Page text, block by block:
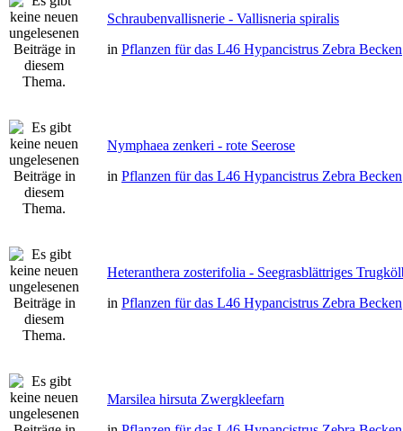
Schraubenvallisnerie - Vallisneria spiralis
in Pflanzen für das L46 Hypancistrus Zebra Becken
Nymphaea zenkeri - rote Seerose
in Pflanzen für das L46 Hypancistrus Zebra Becken
Heteranthera zosterifolia - Seegrasblättriges
in Pflanzen für das L46 Hypancistrus Zebra Becken
Marsilea hirsuta Zwergkleefarn